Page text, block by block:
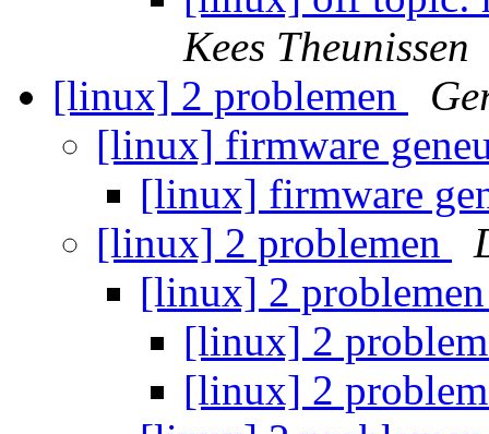
Kees Theunissen
[linux] 2 problemen
[linux] firmware
[linux] firmware
[linux] 2 problemen
[linux] 2
[linux] 2
[linux] 2